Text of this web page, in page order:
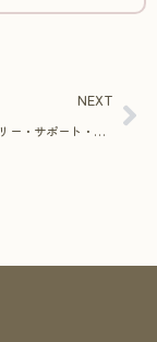
NEXT
「真岡市ファミリー・サポート・センター」ページを開設しました